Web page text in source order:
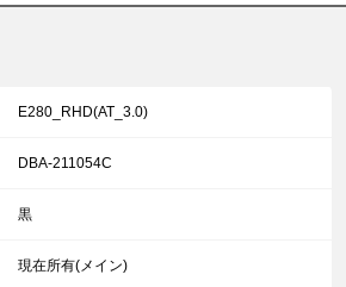
E280_RHD(AT_3.0)
DBA-211054C
黒
現在所有(メイン)